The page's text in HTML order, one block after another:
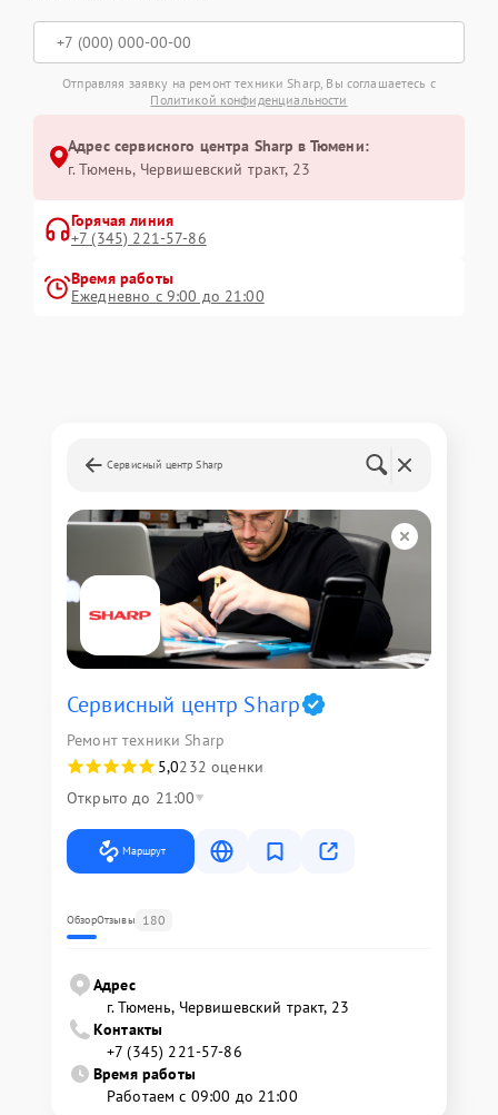
Отправляя заявку на ремонт техники Sharp, Вы соглашаетесь с
Политикой конфиденциальности
Адрес сервисного центра Sharp в Тюмени:
г. Тюмень, ​Червишевский тракт, 23
Горячая линия
+7 (345) 221-57-86
Время работы
Ежедневно с 9:00 до 21:00
Сервисный центр Sharp
Сервисный центр Sharp
Ремонт техники Sharp
5,0232 оценки
Открыто до 21:00
Маршрут
ОбзорОтзывы 180
Адрес
г. Тюмень, ​Червишевский тракт, 23
Контакты
+7 (345) 221-57-86
Время работы
Работаем с 09:00 до 21:00